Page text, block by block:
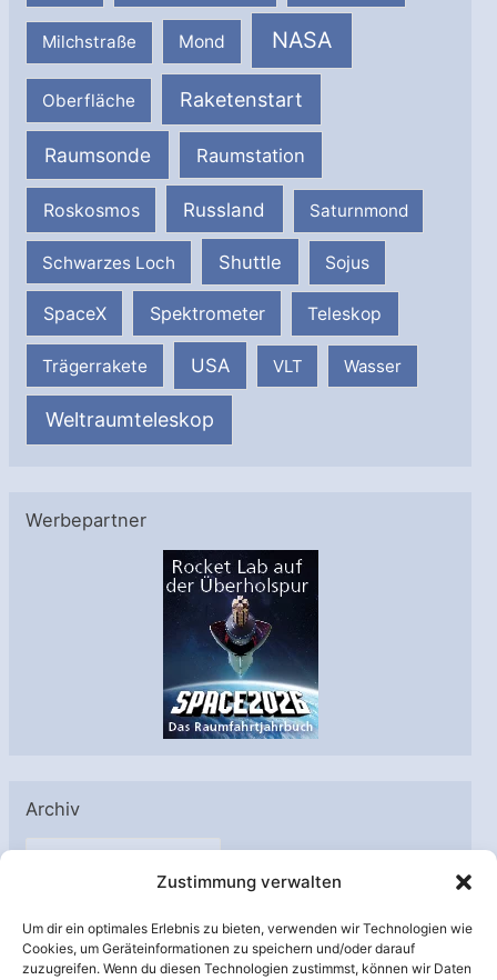
Zustimmung verwalten
Um dir ein optimales Erlebnis zu bieten, verwenden wir Technologien wie
Cookies, um Geräteinformationen zu speichern und/oder darauf
zuzugreifen. Wenn du diesen Technologien zustimmst, können wir Daten
Milchstraße Mond NASA
Oberfläche Raketenstart
Raumsonde Raumstation
Roskosmos Russland Saturnmond
Schwarzes Loch Shuttle Sojus
SpaceX Spektrometer Teleskop
Trägerrakete USA VLT Wasser
Weltraumteleskop
Werbepartner
Archiv
A
h
i
Unterstützt von: